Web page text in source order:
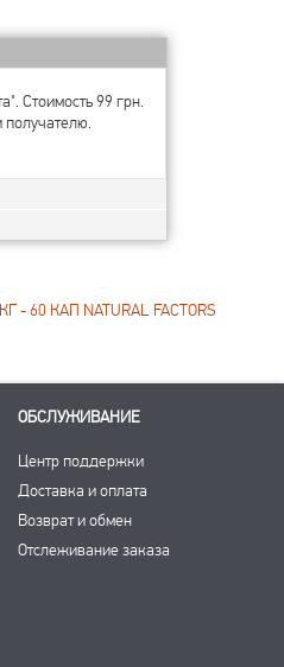
Стоимость 99 грн.
получателю.
60 КАП NATURAL FACTORS
ОБСЛУЖИВАНИЕ
Центр поддержки
Доставка и оплата
Возврат и обмен
Отслеживание заказа